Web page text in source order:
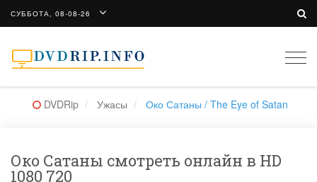
СУББОТА, 08-08-26
DVDRip Ужасы Око Сатаны / The Eye of Satan
Око Сатаны смотреть онлайн в HD
1080 720